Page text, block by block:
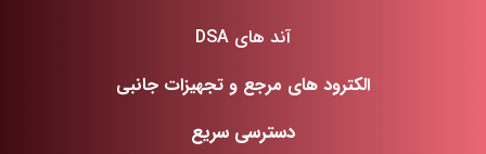
آند های DSA
الکترود های مرجع و تجهیزات جانبی
دسترسی سریع